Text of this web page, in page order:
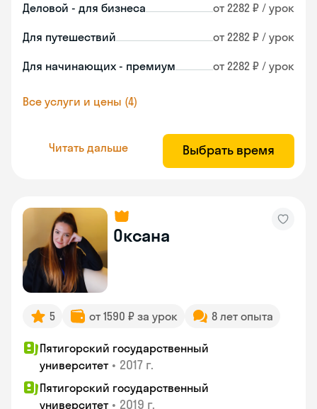
Деловой - для бизнеса от 2282 ₽ / урок
Для путешествий от 2282 ₽ / урок
Для начинающих - премиум от 2282 ₽ / урок
Все услуги и цены (4)
Читать дальше Выбрать время
Оксана
5 от 1590 ₽ за урок 8 лет опыта
Пятигорский государственный
университет • 2017 г.
Пятигорский государственный
университет • 2019 г.